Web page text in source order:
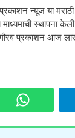
न्यूज या मराठी
स्थापना केली
प्रकाशन आज